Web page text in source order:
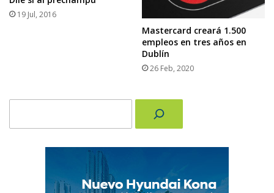
19 Jul, 2016
Mastercard creará 1.500
empleos en tres años en
Dublín
26 Feb, 2020